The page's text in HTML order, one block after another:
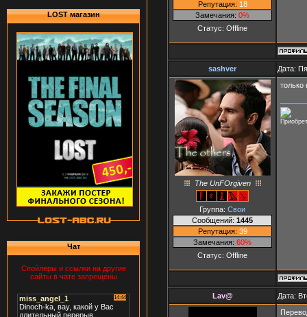
LOST магазин
Чат
Спойлеры и ссылки на другие
сайты в чате запрещены
Репутация: 18
Замечания: 0%
Статус: Offline
sashver Дата:
The UnFOrgiven
Группа: Свои
Сообщений: 1445
Репутация: 39
Замечания: 60%
Статус: Offline
только
Lav@ Дата: